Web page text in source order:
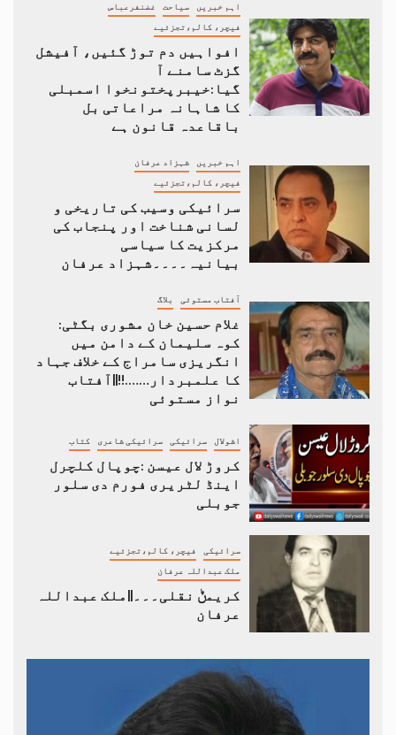
اہم خبریں سیاحت غضنفرعباس
فیچر، کالم،تجزئیے
افواہیں دم توڑ گئیں، آفیشل
گزٹ سامنے آ
گیا:خیبرپختونخوا اسمبلی
کا شاہانہ مراعاتی بل
باقاعدہ قانون ہے
اہم خبریں شہزاد عرفان
فیچر، کالم،تجزئیے
سرائیکی وسیب کی تاریخی و
لسانی شناخت اور پنجاب کی
مرکزیت کا سیاسی
بیانیہ۔۔۔۔شہزاد عرفان
آفتاب مستوئی بلاگ
غلام حسین خان مشوری بگٹی:
کوہ سلیمان کے دامن میں
انگریزی سامراج کے خلاف جہاد
کا علمبردار…….!!||آفتاب
نواز مستوئی
اشولال سرائیکی سرائیکی شاعری کتاب
کروڑ لال عیسن :چوپال کلچرل
اینڈ لٹریری فورم دی سلور
جوبلی
سرائیکی فیچر، کالم،تجزئیے
ملک عبداللہ عرفان
کریمݨ نقلی۔۔۔||ملک عبداللہ
عرفان